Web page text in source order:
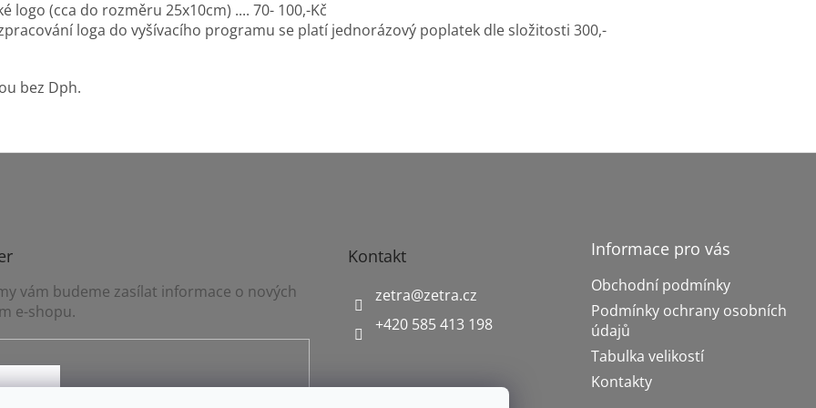
do rozměru 25x10cm) .... 70- 100,-Kč
do vyšívacího programu se platí jednorázový poplatek dle složitosti 300,-
bez Dph.
vám budeme zasílat informace o nových
e-shopu.
Kontakt
zetra@zetra.cz
+420 585 413 198
Informace pro vás
Obchodní podmínky
Podmínky ochrany osobních
údajů
Tabulka velikostí
Kontakty